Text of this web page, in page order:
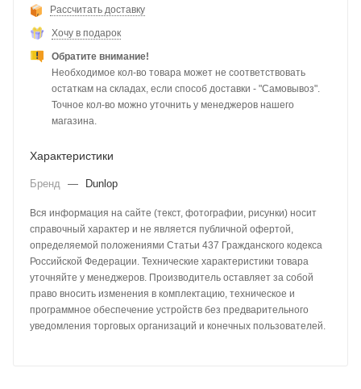
Рассчитать доставку
Хочу в подарок
Обратите внимание!
Необходимое кол-во товара может не соответствовать
остаткам на складах, если способ доставки - "Самовывоз".
Точное кол-во можно уточнить у менеджеров нашего
магазина.
Характеристики
Бренд — Dunlop
Вся информация на сайте (текст, фотографии, рисунки) носит
справочный характер и не является публичной офертой,
определяемой положениями Статьи 437 Гражданского кодекса
Российской Федерации. Технические характеристики товара
уточняйте у менеджеров. Производитель оставляет за собой
право вносить изменения в комплектацию, техническое и
программное обеспечение устройств без предварительного
уведомления торговых организаций и конечных пользователей.